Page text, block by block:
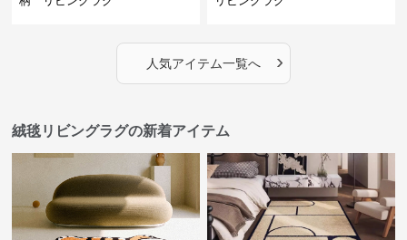
人気アイテム一覧へ ›
絨毯リビングラグの新着アイテム